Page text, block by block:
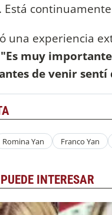
Está
una experiencia
"Es muy
de venir
Romina Yan Franco Yan
INTERESAR